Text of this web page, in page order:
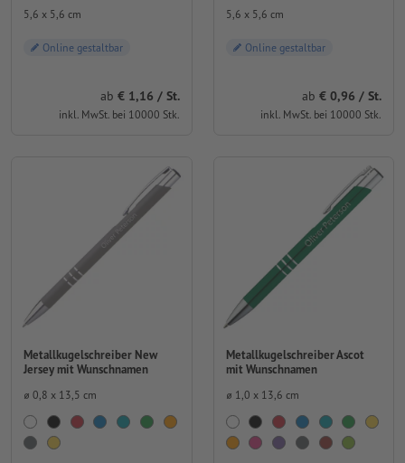
5,6 x 5,6 cm
Online gestaltbar
ab 1,16 / St.
inkl. MwSt. bei 10000 Stk.
5,6 x 5,6 cm
Online gestaltbar
ab 0,96 / St.
inkl. MwSt. bei 10000 Stk.
Metallkugelschreiber New
Jersey mit Wunschnamen
⌀ 0,8 x 13,5 cm
Metallkugelschreiber Ascot
mit Wunschnamen
⌀ 1,0 x 13,6 cm